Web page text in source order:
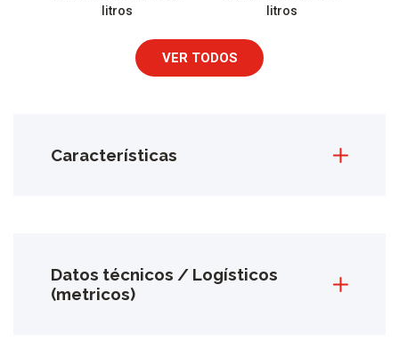
litros
litros
VER TODOS
Características
Datos técnicos / Logísticos
(metricos)